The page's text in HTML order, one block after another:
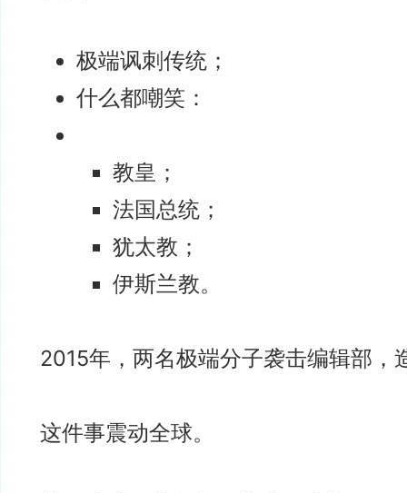
极端讽刺传统；
什么都嘲笑：
教皇；
法国总统；
犹太教；
伊斯兰教。
2015年，两名极端分子袭击编辑部，
这件事震动全球。